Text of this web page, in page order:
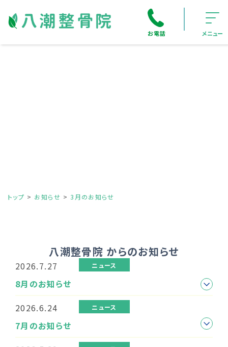
お電話 メニュー
トップ お知らせ 3月のお知らせ
八潮整骨院 からのお知らせ
2026.7.27 ニュース
8月のお知らせ
2026.6.24
ニュース
7月のお知らせ